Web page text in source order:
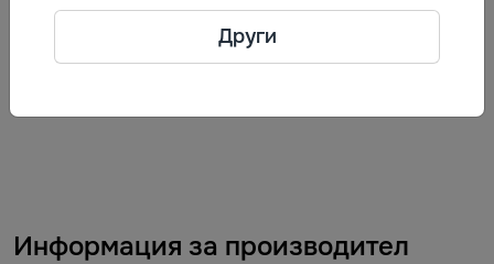
°С до +6 °С включително. Продуктът е пастьоризиран,
готов за консумация. Да се консумира до 48 часа
след отваряне, ако се съхранява при 1 °С до 6 °С.
Информация за производител
Други